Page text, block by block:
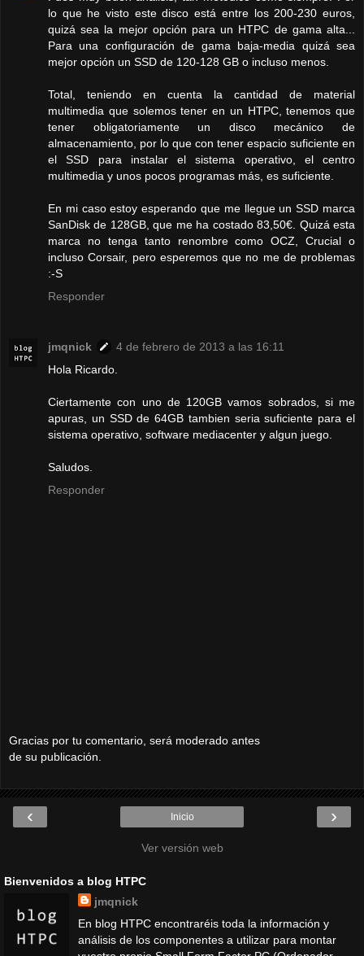
lo que he visto este disco está entre los 200-230 euros,
quizá sea la mejor opción para un HTPC de gama alta...
Para una configuración de gama baja-media quizá sea
mejor opción un SSD de 120-128 GB o incluso menos.
Total, teniendo en cuenta la cantidad de material
multimedia que solemos tener en un HTPC, tenemos que
tener obligatoriamente un disco mecánico de
almacenamiento, por lo que con tener espacio suficiente en
el SSD para instalar el sistema operativo, el centro
multimedia y unos pocos programas más, es suficiente.
En mi caso estoy esperando que me llegue un SSD marca
SanDisk de 128GB, que me ha costado 83,50€. Quizá esta
marca no tenga tanto renombre como OCZ, Crucial o
incluso Corsair, pero esperemos que no me de problemas
:-S
Responder
jmqnick
4 de febrero de 2013 a las 16:11
Hola Ricardo.
Ciertamente con uno de 120GB vamos sobrados, si me
apuras, un SSD de 64GB tambien seria suficiente para el
sistema operativo, software mediacenter y algun juego.
Saludos.
Responder
Gracias por tu comentario, será moderado antes
de su publicación.
‹ ›
Inicio
Ver versión web
Bienvenidos a blog HTPC
jmqnick
En blog HTPC encontraréis toda la información y
análisis de los componentes a utilizar para montar